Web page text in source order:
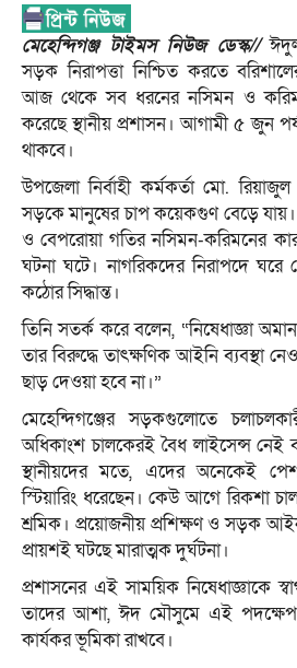
মেহেন্দিগঞ্জ টাইমস নিউজ ডেস্ক//
সড়ক নিরাপত্তা নিশ্চিত করতে
আজ থেকে সব ধরনের নসিমন ও
করেছে স্থানীয় প্রশাসন। আগামী ৫ জুন
থাকবে।
উপজেলা নির্বাহী কর্মকর্তা মো.
সড়কে মানুষের চাপ কয়েকগুণ বেড়ে যায়।
ও বেপরোয়া গতির নসিমন-করিমনের
ঘটনা ঘটে। নাগরিকদের নিরাপদে
কঠোর সিদ্ধান্ত।
তিনি সতর্ক করে বলেন, “নিষেধাজ্ঞা
তার বিরুদ্ধে তাৎক্ষণিক আইনি ব্যবস্থা
ছাড় দেওয়া হবে না।”
মেহেন্দিগঞ্জের সড়কগুলোতে
অধিকাংশ চালকেরই বৈধ লাইসেন্স নেই
স্থানীয়দের মতে, এদের অনেকেই
স্টিয়ারিং ধরেছেন। কেউ আগে রিকশা
শ্রমিক। প্রয়োজনীয় প্রশিক্ষণ ও সড়ক
প্রায়শই ঘটছে মারাত্মক দুর্ঘটনা।
প্রশাসনের এই সাময়িক নিষেধাজ্ঞাকে
তাদের আশা, ঈদ মৌসুমে এই পদক্ষেপ
কার্যকর ভূমিকা রাখবে।